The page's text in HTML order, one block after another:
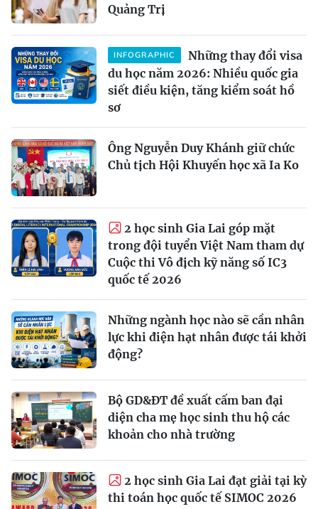
Quảng Trị
INFOGRAPHIC
Những thay đổi visa
du học năm 2026: Nhiều quốc gia
siết điều kiện, tăng kiểm soát hồ
sơ
Ông Nguyễn Duy Khánh giữ chức
Chủ tịch Hội Khuyến học xã Ia Ko
2 học sinh Gia Lai góp mặt
trong đội tuyển Việt Nam tham dự
Cuộc thi Vô địch kỹ năng số IC3
quốc tế 2026
Những ngành học nào sẽ cần nhân
lực khi điện hạt nhân được tái khởi
động?
Bộ GD&ĐT đề xuất cấm ban đại
diện cha mẹ học sinh thu hộ các
khoản cho nhà trường
2 học sinh Gia Lai đạt giải tại kỳ
thi toán học quốc tế SIMOC 2026